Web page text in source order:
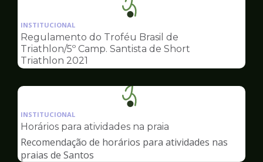
Ilustração
da
pagina
de
INSTITUCIONAL
Regulamento do Troféu Brasil de
Triathlon/5º Camp. Santista de Short
Triathlon 2021
Ilustração
da
pagina
Esportes
INSTITUCIONAL
Horários para atividades na praia
Recomendação de horários para atividades nas
praias de Santos